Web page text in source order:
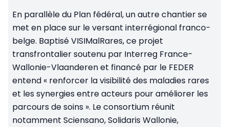
En parallèle du Plan fédéral, un autre chantier se
met en place sur le versant interrégional franco-
belge. Baptisé VISIMalRares, ce projet
transfrontalier soutenu par Interreg France-
Wallonie-Vlaanderen et financé par le FEDER
entend « renforcer la visibilité des maladies rares
et les synergies entre acteurs pour améliorer les
parcours de soins ». Le consortium réunit
notamment Sciensano, Solidaris Wallonie,